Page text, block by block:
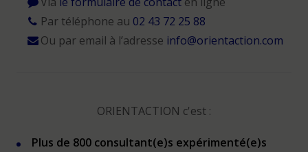
Par téléphone au 02 43 72 25 88
Ou par email à l’adresse info@orientaction.com
ORIENTACTION c'est :
Plus de 800 consultant(e)s expérimenté(e)s